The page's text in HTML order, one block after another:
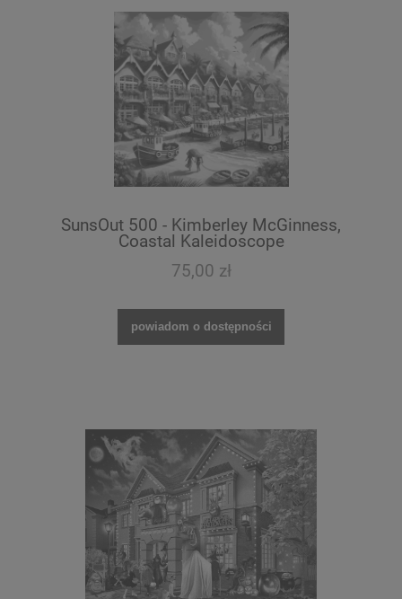
SunsOut 500 - Kimberley McGinness,
Coastal Kaleidoscope
75,00 zł
powiadom o dostępności